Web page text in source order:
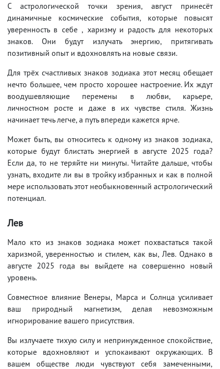
С астрологической точки зрения, август принесёт
динамичные космические события, которые повысят
уверенность в себе , харизму и радость для некоторых
знаков. Они будут излучать энергию, притягивать
позитивный опыт и вдохновлять на новые связи.
Для трёх счастливых знаков зодиака этот месяц обещает
нечто большее, чем просто хорошее настроение. Их ждут
воодушевляющие перемены в любви, карьере,
личностном росте и даже в их чувстве стиля. Жизнь
начинает течь легче, а путь впереди кажется ярче.
Может быть, вы относитесь к одному из знаков зодиака,
которые будут блистать энергией в августе 2025 года?
Если да, то не теряйте ни минуты. Читайте дальше, чтобы
узнать, входите ли вы в тройку избранных и как в полной
мере использовать этот необыкновенный астрологический
потенциал.
Лев
Мало кто из знаков зодиака может похвастаться такой
харизмой, уверенностью и стилем, как вы, Лев. Однако в
августе 2025 года вы выйдете на совершенно новый
уровень.
Совместное влияние Венеры, Марса и Солнца усиливает
ваш природный магнетизм, делая невозможным
игнорирование вашего присутствия.
Вы излучаете тихую силу и непринужденное спокойствие,
которые вдохновляют и успокаивают окружающих. В
вашем обществе люди чувствуют себя замеченными,